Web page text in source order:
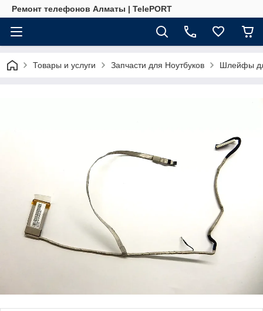
Ремонт телефонов Алматы | TelePORT
Товары и услуги Запчасти для Ноутбуков Шлейфы